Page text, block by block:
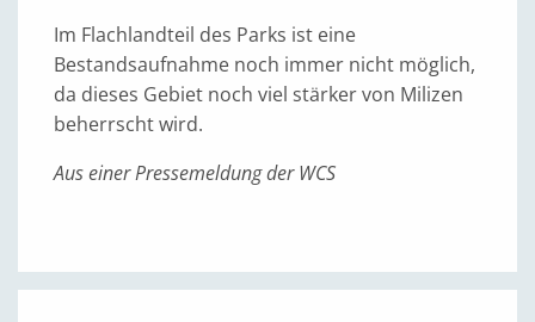
Im Flachlandteil des Parks ist eine
Bestandsaufnahme noch immer nicht möglich,
da dieses Gebiet noch viel stärker von Milizen
beherrscht wird.
Aus einer Pressemeldung der WCS